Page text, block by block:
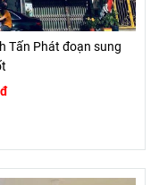
Tấn Phát đoạn sung